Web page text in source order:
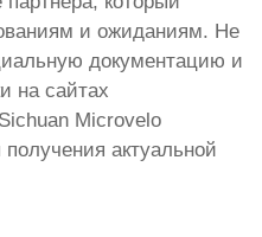
и ожиданиям. Не
документацию и
на сайтах
Sichuan Microvelo
получения актуальной